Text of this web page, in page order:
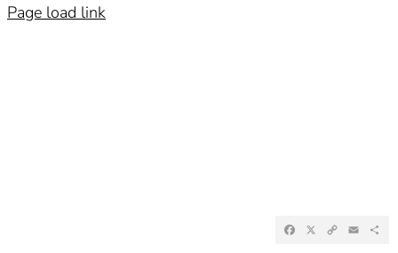
Page load link
Facebook
X CopyEmail